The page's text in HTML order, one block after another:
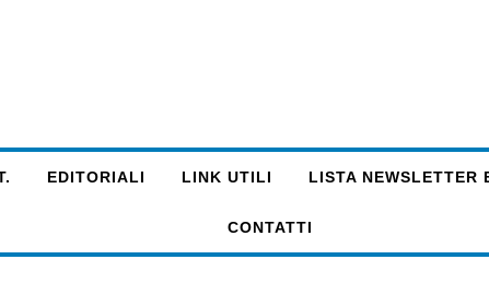
EDITORIALI LINK UTILI LISTA NEWSLETTER
CONTATTI